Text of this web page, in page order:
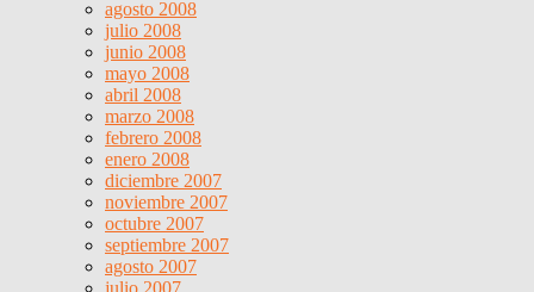
agosto 2008
julio 2008
junio 2008
mayo 2008
abril 2008
marzo 2008
febrero 2008
enero 2008
diciembre 2007
noviembre 2007
octubre 2007
septiembre 2007
agosto 2007
julio 2007